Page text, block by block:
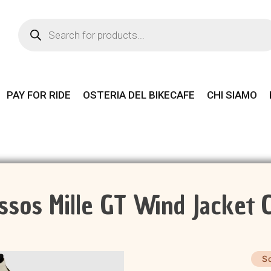
Products
search
PAY FOR RIDE OSTERIA DEL BIKECAFE CHI SIAMO
Mille GT Wind Jacket